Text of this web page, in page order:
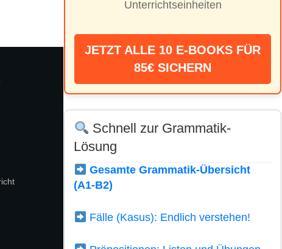
Unterrichtseinheiten
JETZT ALLE 10 E-BOOKS FÜR
85€ SICHERN
Schnell zur Grammatik-
Lösung
Gesamte Grammatik-Übersicht
(A1-B2)
Fälle (Kasus): Endlich verstehen!